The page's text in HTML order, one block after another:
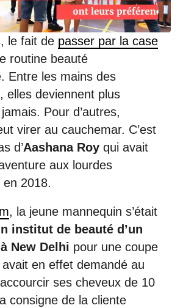
le fait de passer par la case
routine beauté
Entre les mains des
elles deviennent plus
Pour d’autres,
virer au cauchemar. C’est
d’Aashana Roy qui avait
aux lourdes
2018.
, la jeune mannequin s’était
institut de beauté d’un
New Delhi pour une coupe
en effet demandé au
ses cheveux de 10
consigne de la cliente